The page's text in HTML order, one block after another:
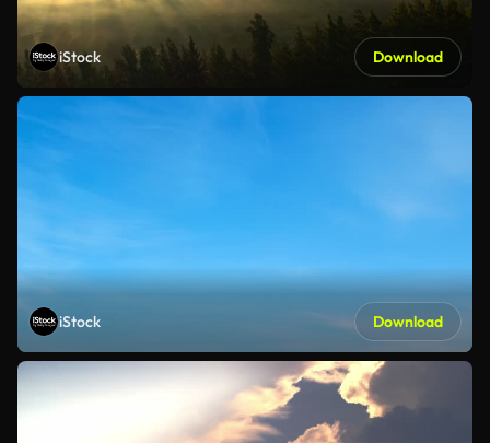
iStock Download
iStock Download